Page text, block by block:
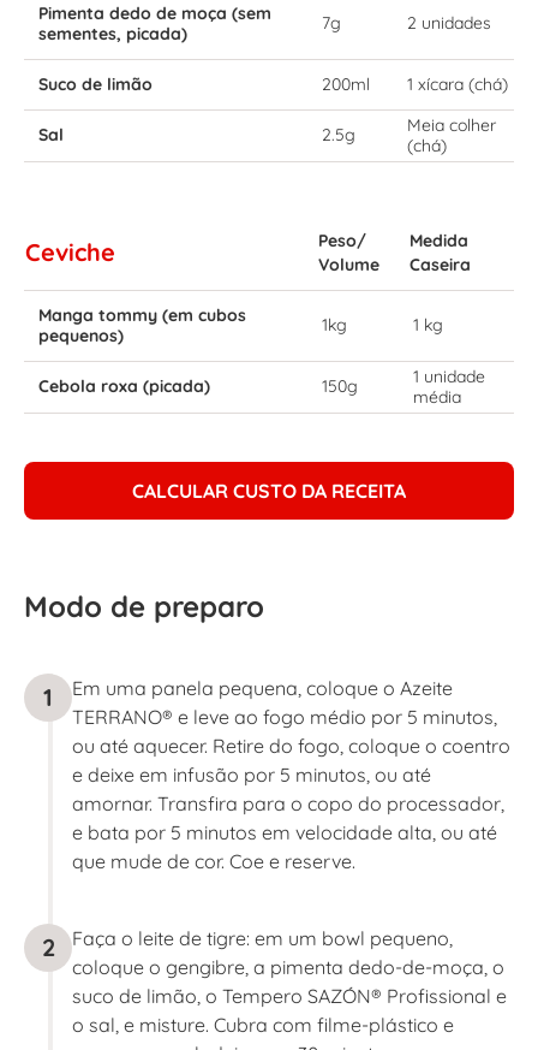
Pimenta dedo de moça (sem
sementes, picada)
7g 2 unidades
Suco de limão 200ml 1 xícara (chá)
Sal 2.5g
Meia colher
(chá)
Ceviche
Peso/
Volume
Medida
Caseira
Manga tommy (em cubos
pequenos)
1kg 1 kg
Cebola roxa (picada) 150g
1 unidade
média
CALCULAR CUSTO DA RECEITA
Modo de preparo
1
Em uma panela pequena, coloque o Azeite
TERRANO® e leve ao fogo médio por 5 minutos,
ou até aquecer. Retire do fogo, coloque o coentro
e deixe em infusão por 5 minutos, ou até
amornar. Transfira para o copo do processador,
e bata por 5 minutos em velocidade alta, ou até
que mude de cor. Coe e reserve.
2
Faça o leite de tigre: em um bowl pequeno,
coloque o gengibre, a pimenta dedo-de-moça, o
suco de limão, o Tempero SAZÓN® Profissional e
o sal, e misture. Cubra com filme-plástico e